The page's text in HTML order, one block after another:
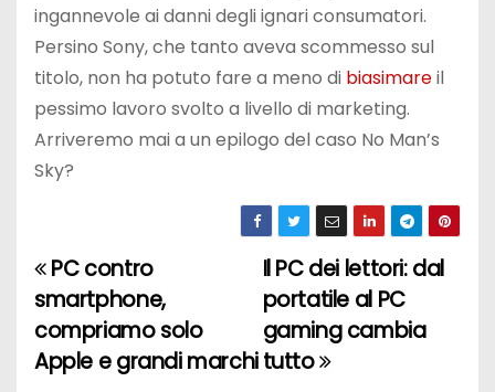
ingannevole ai danni degli ignari consumatori.
Persino Sony, che tanto aveva scommesso sul
titolo, non ha potuto fare a meno di biasimareil
pessimo lavoro svolto a livello di marketing.
Arriveremo mai a un epilogo del caso No Man’s
Sky?
N
a
v
Il PC dei lettori: dal
portatile al PC
gaming cambia
tutto
PC contro
smartphone,
compriamo solo
Apple e grandi marchi